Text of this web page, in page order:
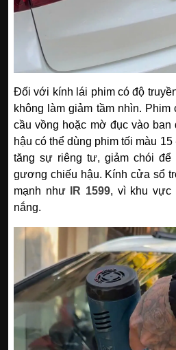
Đối với kính lái phim có độ
không làm giảm tầm nhìn.
cầu vồng hoặc mờ đục vào
hậu có thể dùng phim tối màu
tăng sự riêng tư, giảm chói để
gương chiếu hậu. Kính cửa sổ
mạnh như
IR 1599, vì khu vực
nắng.